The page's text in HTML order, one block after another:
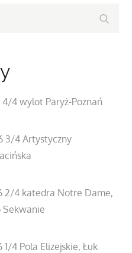
4/4 wylot Paryż-Poznań
3/4 Artystyczny
2/4 katedra Notre Dame,
Sekwanie
4 Pola Elizejskie, Łuk